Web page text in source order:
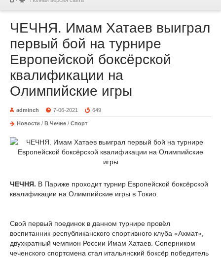
ЧЕЧНЯ. Имам Хатаев выиграл
первый бой на турнире
Европейской боксёрской
квалификации на
Олимпийские игры
adminch 7-06-2021 649
Новости / В Чечне / Спорт
ЧЕЧНЯ. В Париже проходит турнир Европейской боксёрской
квалификации на Олимпийские игры в Токио.
Свой первый поединок в данном турнире провёл
воспитанник республиканского спортивного клуба «Ахмат»,
двухкратный чемпион России Имам Хатаев. Соперником
чеченского спортсмена стал итальянский боксёр победитель